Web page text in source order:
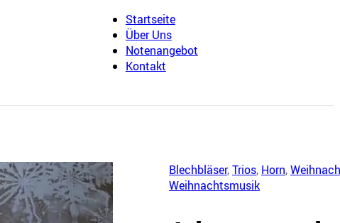
Startseite
Über Uns
Notenangebot
Kontakt
Blechbläser,Trios, Horn,
Weihnachtsmusik